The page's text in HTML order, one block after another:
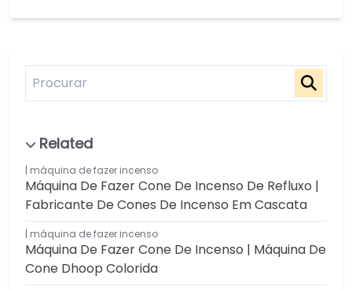
máquina de fazer incenso
Máquina De Fazer Cone De Incenso De Refluxo |
Fabricante De Cones De Incenso Em Cascata
máquina de fazer incenso
Máquina De Fazer Cone De Incenso | Máquina De
Cone Dhoop Colorida